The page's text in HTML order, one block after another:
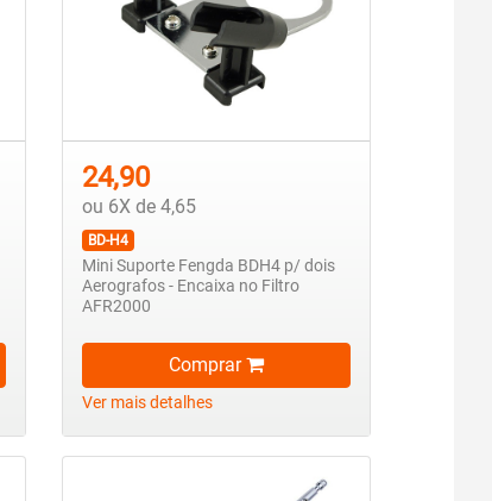
24,90
ou 6X de 4,65
BD-H4
Mini Suporte Fengda BDH4 p/ dois
Aerografos - Encaixa no Filtro
AFR2000
Comprar
Ver mais detalhes